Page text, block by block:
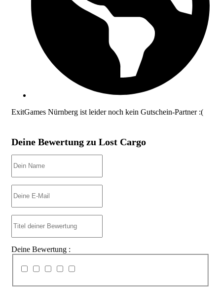
ExitGames Nürnberg ist leider noch kein Gutschein-Partner :(
Deine Bewertung zu Lost Cargo
Deine Bewertung :